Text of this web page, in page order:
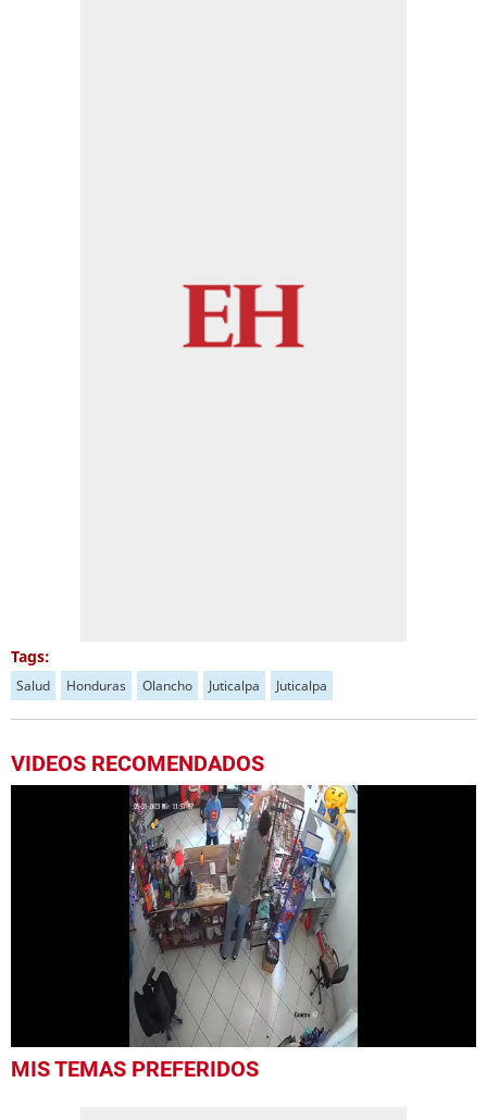
Tags:
Salud Honduras Olancho Juticalpa Juticalpa
VIDEOS RECOMENDADOS
seconds
MIS TEMAS PREFERIDOS